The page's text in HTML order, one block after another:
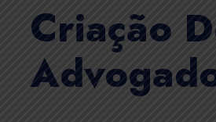
Criação